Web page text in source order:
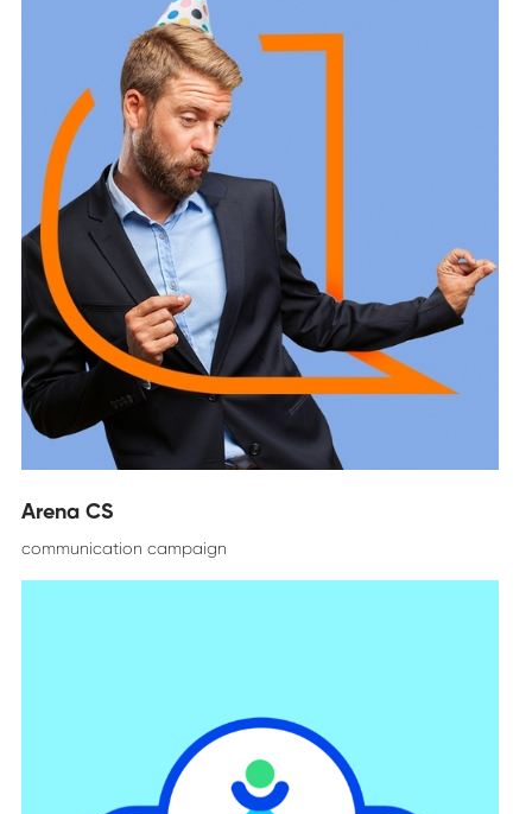
Arena CS
communication campaign